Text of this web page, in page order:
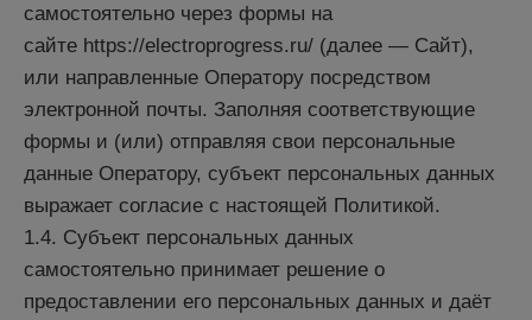
самостоятельно через формы на
сайте https://electroprogress.ru/ (далее — Сайт),
или направленные Оператору посредством
электронной почты. Заполняя соответствующие
формы и (или) отправляя свои персональные
данные Оператору, субъект персональных данных
выражает согласие с настоящей Политикой.
1.4. Субъект персональных данных
самостоятельно принимает решение о
предоставлении его персональных данных и даёт